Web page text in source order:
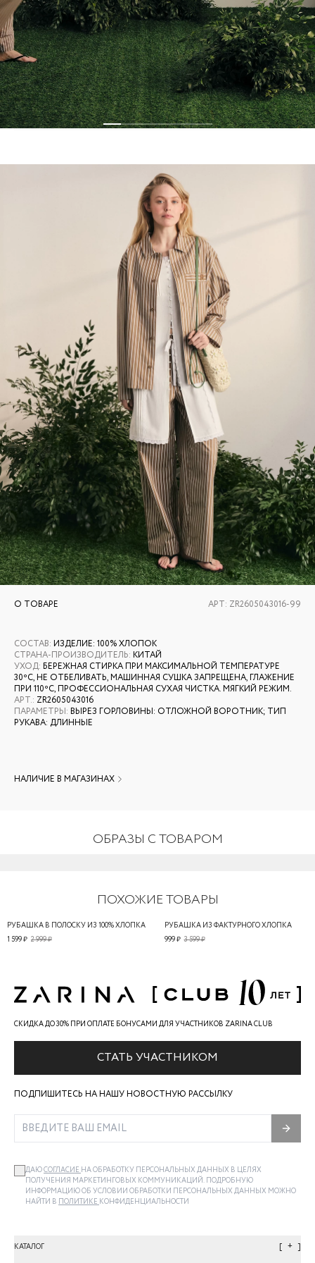
ОБРАЗ НА МОДЕЛИ
4 ТОВАРА
О ТОВАРЕ АРТ: ZR2605043016-99
СОСТАВ: ИЗДЕЛИЕ: 100% ХЛОПОК
СТРАНА-ПРОИЗВОДИТЕЛЬ: КИТАЙ
УХОД: БЕРЕЖНАЯ СТИРКА ПРИ МАКСИМАЛЬНОЙ ТЕМПЕРАТУРЕ
30ºС, НЕ ОТБЕЛИВАТЬ, МАШИННАЯ СУШКА ЗАПРЕЩЕНА, ГЛАЖЕНИЕ
ПРИ 110ºС, ПРОФЕССИОНАЛЬНАЯ СУХАЯ ЧИСТКА. МЯГКИЙ РЕЖИМ.
АРТ.: ZR2605043016
ПАРАМЕТРЫ: ВЫРЕЗ ГОРЛОВИНЫ: ОТЛОЖНОЙ ВОРОТНИК; ТИП
РУКАВА: ДЛИННЫЕ
НАЛИЧИЕ В МАГАЗИНАХ
ОБРАЗЫ С ТОВАРОМ
ПОХОЖИЕ ТОВАРЫ
РУБАШКА В ПОЛОСКУ ИЗ 100% ХЛОПКА
2 999 ₽
1 599 ₽
РУБАШКА ИЗ ФАКТУРНОГО ХЛОПКА
3 599 ₽
999 ₽
СКИДКА ДО 30% ПРИ ОПЛАТЕ БОНУСАМИ ДЛЯ УЧАСТНИКОВ ZARINA CLUB
СТАТЬ УЧАСТНИКОМ
ПОДПИШИТЕСЬ НА НАШУ НОВОСТНУЮ РАССЫЛКУ
ДАЮСОГЛАСИЕ НА ОБРАБОТКУ ПЕРСОНАЛЬНЫХ ДАННЫХ В ЦЕЛЯХ
ПОЛУЧЕНИЯ МАРКЕТИНГОВЫХ КОММУНИКАЦИЙ. ПОДРОБНУЮ
ИНФОРМАЦИЮ ОБ УСЛОВИИ ОБРАБОТКИ ПЕРСОНАЛЬНЫХ ДАННЫХ МОЖНО
НАЙТИ В ПОЛИТИКЕ КОНФИДЕНЦИАЛЬНОСТИ
КАТАЛОГ +